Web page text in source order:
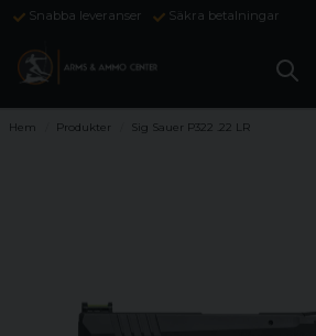
Snabba leveranser Säkra betalningar
Hem Produkter Sig Sauer P322 .22 LR